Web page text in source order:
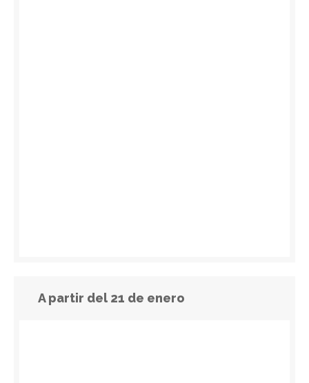
A partir del 21 de enero